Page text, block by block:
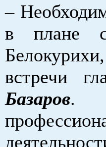
–
в плане
встречи
Базаров.